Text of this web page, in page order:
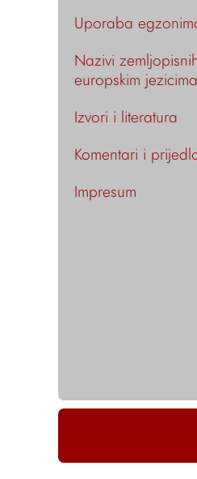
Uporaba
Nazivi
europskim jezicima
Izvori i literatura
Komentari i
Impresum